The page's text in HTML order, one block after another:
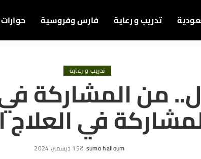
تدريب و رعاية فارس وفروسية
تدريب و رعاية
من المشاركة
في
Posted
sumo halloum 15 ديسمبر، 2024